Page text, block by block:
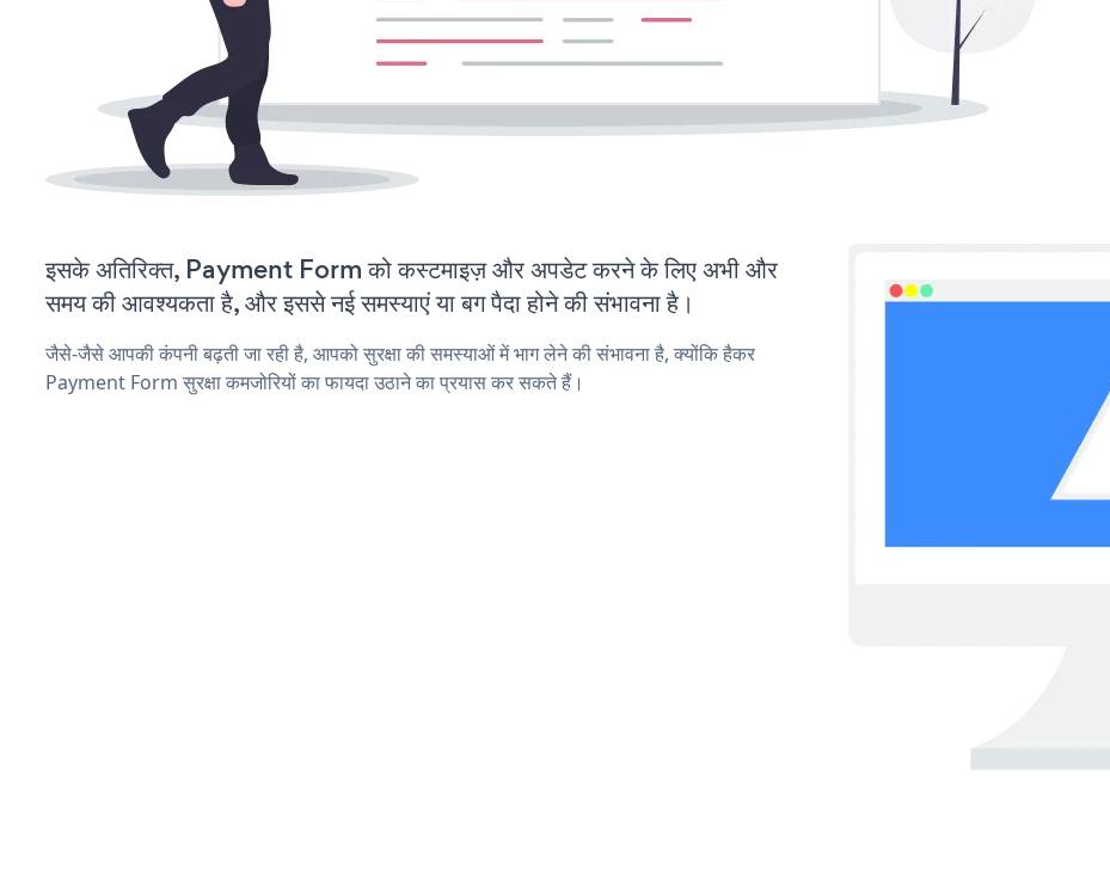
इसके अतिरिक्त, Payment Form को कस्टमाइज़ और अपडेट करने के लिए अभी और
समय की आवश्यकता है, और इससे नई समस्याएं या बग पैदा होने की संभावना है।
जैसे-जैसे आपकी कंपनी बढ़ती जा रही है, आपको सुरक्षा की समस्याओं में भाग लेने की संभावना है, क्योंकि हैकर
Payment Form सुरक्षा कमजोरियों का फायदा उठाने का प्रयास कर सकते हैं।